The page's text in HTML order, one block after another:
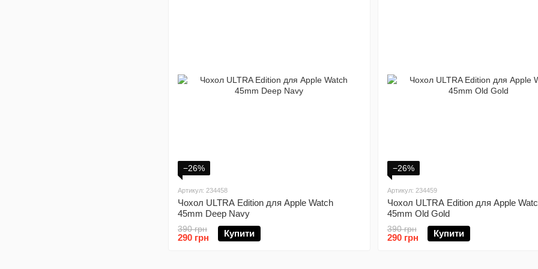
−26%
Артикул: 234458
Чохол ULTRA Edition для Apple Watch
45mm Deep Navy
390 грн
290 грн Купити
−26%
Артикул: 234459
Чохол ULTRA Edition для Apple
45mm Old Gold
390 грн
290 грн Купити